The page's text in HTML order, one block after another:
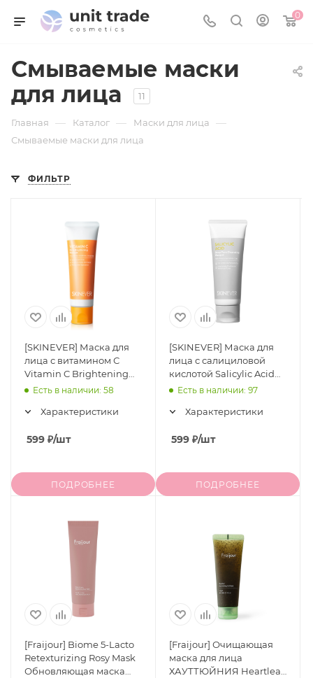
0
Смываемые маски
для лица
11
Главная — Каталог — Маски для лица —
Смываемые маски для лица
ФИЛЬТР
[SKINEVER] Маска для
лица с витамином С
Vitamin C Brightening
Masque, 55 мл
Есть в наличии: 58
Характеристики
599 ₽/шт
ПОДРОБНЕЕ
[SKINEVER] Маска для
лица с салициловой
кислотой Salicylic Acid
Deep Pore Cleansing
Есть в наличии: 97
Характеристики
599 ₽/шт
ПОДРОБНЕЕ
[Fraijour] Biome 5-Lacto
Retexturizing Rosy Mask
Обновляющая маска
[Fraijour] Очищающая
маска для лица
ХАУТТЮЙНИЯ Heartleaf